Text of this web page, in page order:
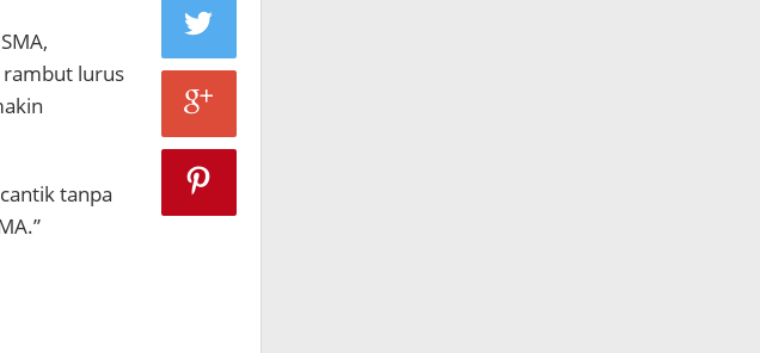
lurus
tanpa